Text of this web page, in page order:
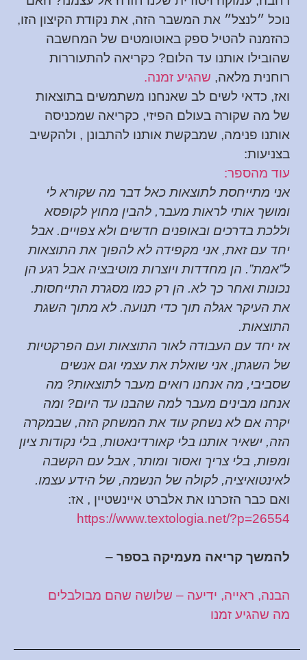
נוכל ״לנצל״ את המשבר הזה, את נקודת הקיצון הזו,
כהזמנה להטיל ספק באוטומטים של המחשבה
שהובילו אותנו עד הלום? כקריאה להתעוררות
רוחנית מלאה, שהגיע זמנה.
ואז, כדאי לשים לב שאנחנו משתמשים בתוצאות
של מה שקורה בעולם הפיזי, כקריאה שמכניסה
אותנו פנימה, שמבקשת אותנו להתבונן , ולהקשיב
בצניעות:
עוד מהספר:
אני מתייחסת לתוצאות כאל דבר מה שקורא לי
ומושך אותי לראות מעבר, להבין מחוץ לקופסא
וללכת בדרכים ובאופנים חדשים ולא צפויים. אבל
יחד עם זאת, אני מקפידה לא להפוך את התוצאות
ל”אמת”. הן מחדדות ויוצרות מוטיבציה אבל רגע הן
נכונות ואחר כך לא. הן רק כמו מסגרת התייחסות.
את העיקר אגלה תוך כדי תנועה. לא מתוך השגת
התוצאות.
אז יחד עם העבודה לאור התוצאות ועם הפרקטיות
של השגתן, אני שואלת את עצמי וגם אנשים
שסביבי, מה אנחנו רואים מעבר לתוצאות? מה
אנחנו מבינים מעבר למה שהבנו עד היום? ומה
יקרה אם לא נשחק עוד את המשחק הזה, שבמקרה
הזה, ישאיר אותנו בלי קאורדינאטות, בלי נקודות ציון
ומפות, בלי צריך ואסור ומותר, אבל עם הקשבה
לאינטואיציה, לקולה של הנשמה, של הידע עצמו.
ואם כבר הזכרנו את אלברט איינשטיין , אז:
https://www.textologia.net/?p=26554
להמשך קריאה מעמיקה בספר –
הבנה, ראייה, ידיעה – שלושה שהם מבולבלים
מה שהגיע זמנו